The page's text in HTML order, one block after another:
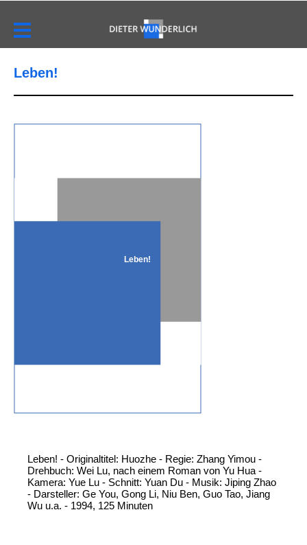
Leben!
Leben!
Leben! - Originaltitel: Huozhe - Regie: Zhang Yimou -
Drehbuch: Wei Lu, nach einem Roman von Yu Hua -
Kamera: Yue Lu - Schnitt: Yuan Du - Musik: Jiping Zhao
- Darsteller: Ge You, Gong Li, Niu Ben, Guo Tao, Jiang
Wu u.a. - 1994, 125 Minuten